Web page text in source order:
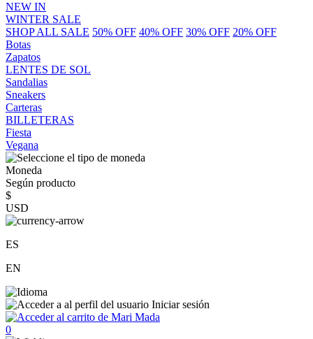
NEW IN
WINTER SALE
SHOP ALL SALE 50% OFF 40% OFF 30% OFF 20% OFF
Botas
Zapatos
LENTES DE SOL
Sandalias
Sneakers
Carteras
BILLETERAS
Fiesta
Vegana
Moneda
Según producto
$
USD
ES
EN
Iniciar sesión
0